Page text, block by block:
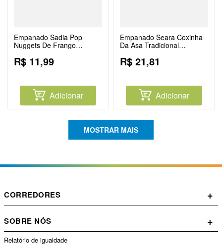
Empanado Sadia Pop
Nuggets De Frango
R$ 11,99
Adicionar
Empanado Seara Coxinha
Da Asa Tradicional
R$ 21,81
Adicionar
MOSTRAR MAIS
CORREDORES +
SOBRE NÓS +
Relatório de igualdade